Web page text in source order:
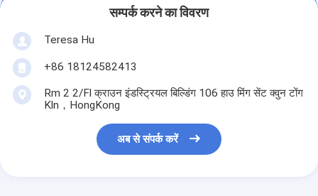
सम्पर्क करने का विवरण
Teresa Hu
+86 18124582413
Rm 2 2/Fl क्राउन इंडस्ट्रियल बिल्डिंग 106 हाउ मिंग सेंट क्वुन टोंग
Kln，HongKong
अब से संपर्क करें